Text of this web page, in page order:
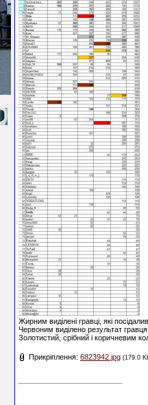
Жирним виділені гравці, які
Червоним виділено результат
Золотистий, срібний і коричневим
Прикріплення: 6823942.jpg (179.0